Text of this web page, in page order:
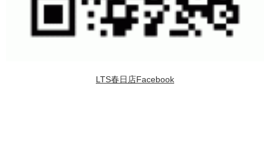
LTS春日店Facebook